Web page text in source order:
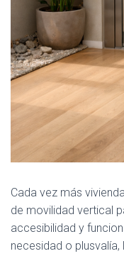
Cada vez más
de movilidad vertical
accesibilidad y
necesidad o plusvalía,